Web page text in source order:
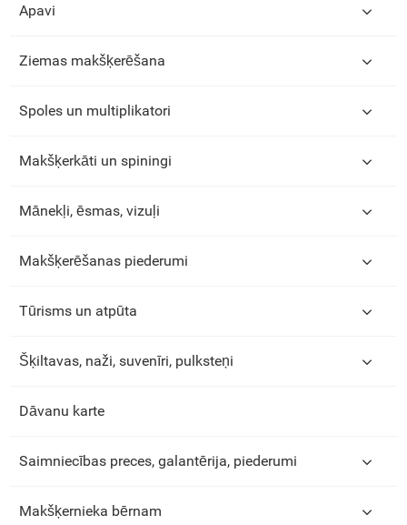
Apavi
Ziemas makšķerēšana
Spoles un multiplikatori
Makšķerkāti un spiningi
Mānekļi, ēsmas, vizuļi
Makšķerēšanas piederumi
Tūrisms un atpūta
Šķiltavas, naži, suvenīri, pulksteņi
Dāvanu karte
Saimniecības preces, galantērija, piederumi
Makšķernieka bērnam